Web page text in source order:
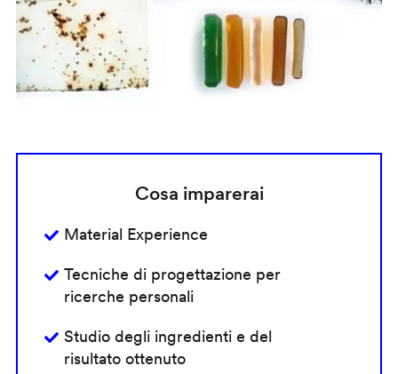
Cosa imparerai
Material Experience
Tecniche di progettazione per
ricerche personali
Studio degli ingredienti e del
risultato ottenuto